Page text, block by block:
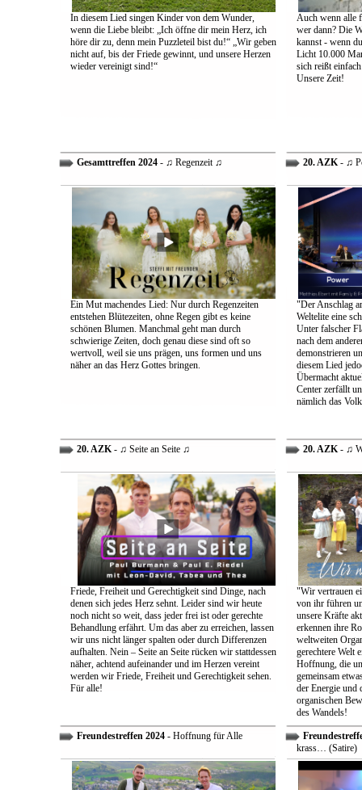
In diesem Lied singen Kinder von dem Wunder,
wenn die Liebe bleibt: „Ich öffne dir mein Herz, ich
höre dir zu, denn mein Puzzleteil bist du!“ „Wir geben
nicht auf, bis der Friede gewinnt, und unsere Herzen
wieder vereinigt sind!“
Auch wenn alle
wer dann? Die
kannst - wenn
Licht 10.000
sich reißt
Unsere Zeit!
Gesamttreffen 2024- ♫ Regenzeit ♫
Ein Mut machendes Lied: Nur durch Regenzeiten
entstehen Blütezeiten, ohne Regen gibt es keine
schönen Blumen. Manchmal geht man durch
schwierige Zeiten, doch genau diese sind oft so
wertvoll, weil sie uns prägen, uns formen und uns
näher an das Herz Gottes bringen.
20. AZK- ♫
"Der Anschlag
Weltelite eine
Unter falscher
nach dem
demonstrieren
diesem Lied
Übermacht
Center zerfällt
nämlich das
20. AZK- ♫ Seite an Seite ♫
Friede, Freiheit und Gerechtigkeit sind Dinge, nach
denen sich jedes Herz sehnt. Leider sind wir heute
noch nicht so weit, dass jeder frei ist oder gerechte
Behandlung erfährt. Um das aber zu erreichen, lassen
wir uns nicht länger spalten oder durch Differenzen
aufhalten. Nein – Seite an Seite rücken wir stattdessen
näher, achtend aufeinander und im Herzen vereint
werden wir Friede, Freiheit und Gerechtigkeit sehen.
Für alle!
20. AZK- ♫
"Wir vertrauen
von ihr führen
unsere Kräfte
erkennen ihre
weltweiten
gerechtere Welt
Hoffnung, die
gemeinsam
der Energie und
organischen
des Wandels!
Freundestreffen 2024- Hoffnung für Alle
krass… (Satire)